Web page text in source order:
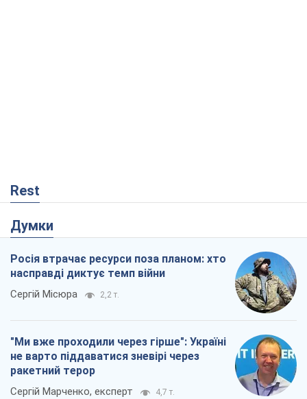
Rest
Думки
Росія втрачає ресурси поза планом: хто
насправді диктує темп війни
Сергій Місюра 2,2 т.
"Ми вже проходили через гірше": Україні
не варто піддаватися зневірі через
ракетний терор
Сергій Марченко, експерт 4,7 т.